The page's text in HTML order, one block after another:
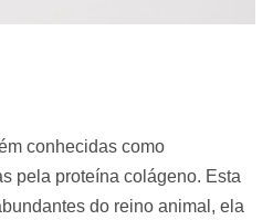
conhecidas como
pela proteína colágeno. Esta
do reino animal, ela